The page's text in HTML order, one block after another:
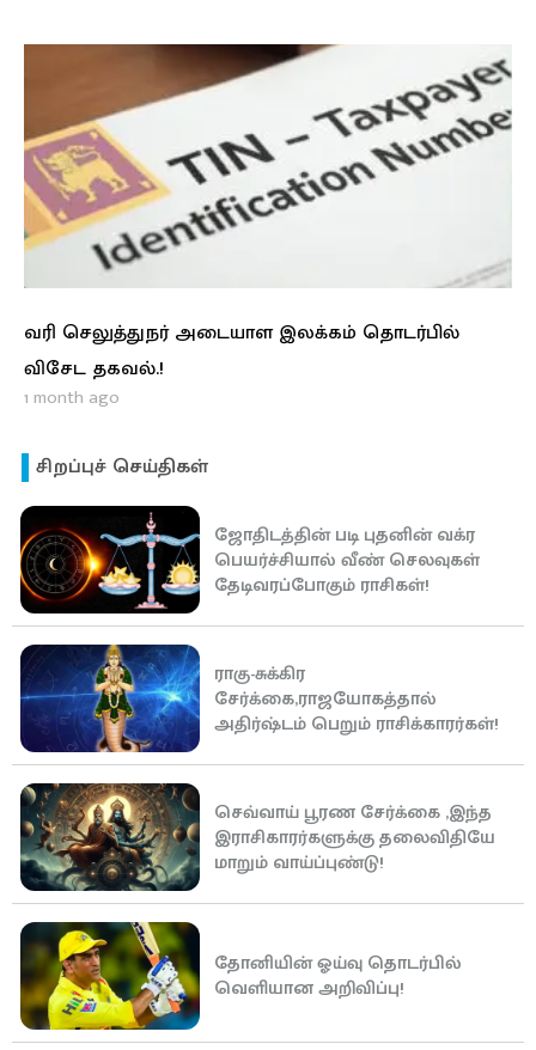
வரி செலுத்துநர் அடையாள இலக்கம் தொடர்பில்
விசேட தகவல்.!
1 month ago
சிறப்புச் செய்திகள்
ஜோதிடத்தின் படி புதனின் வக்ர
பெயர்ச்சியால் வீண் செலவுகள்
தேடிவரப்போகும் ராசிகள்!
ராகு-சுக்கிர
சேர்க்கை,ராஜயோகத்தால்
அதிர்ஷ்டம் பெறும் ராசிக்காரர்கள்!
செவ்வாய் பூரண சேர்க்கை ,இந்த
இராசிகாரர்களுக்கு தலைவிதியே
மாறும் வாய்ப்புண்டு!
தோனியின் ஓய்வு தொடர்பில்
வெளியான அறிவிப்பு!